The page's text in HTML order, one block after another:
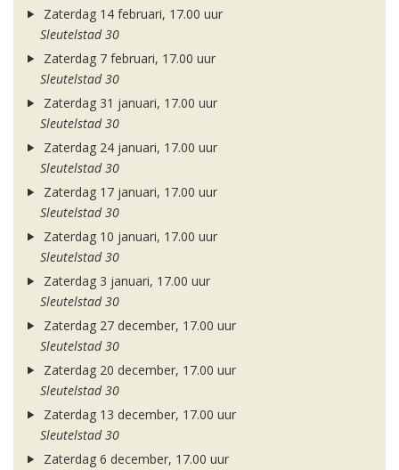
Zaterdag 14 februari, 17.00 uur
Sleutelstad 30
Zaterdag 7 februari, 17.00 uur
Sleutelstad 30
Zaterdag 31 januari, 17.00 uur
Sleutelstad 30
Zaterdag 24 januari, 17.00 uur
Sleutelstad 30
Zaterdag 17 januari, 17.00 uur
Sleutelstad 30
Zaterdag 10 januari, 17.00 uur
Sleutelstad 30
Zaterdag 3 januari, 17.00 uur
Sleutelstad 30
Zaterdag 27 december, 17.00 uur
Sleutelstad 30
Zaterdag 20 december, 17.00 uur
Sleutelstad 30
Zaterdag 13 december, 17.00 uur
Sleutelstad 30
Zaterdag 6 december, 17.00 uur